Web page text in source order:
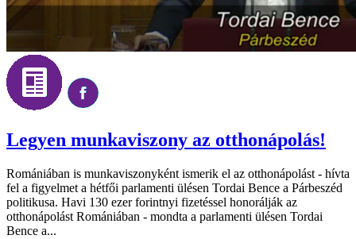
Legyen munkaviszony az otthonápolás!
Romániában is munkaviszonyként ismerik el az otthonápolást - hívta
fel a figyelmet a hétfői parlamenti ülésen Tordai Bence a Párbeszéd
politikusa. Havi 130 ezer forintnyi fizetéssel honorálják az
otthonápolást Romániában - mondta a parlamenti ülésen Tordai
Bence a...